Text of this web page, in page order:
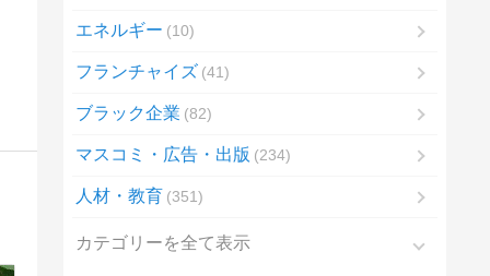
エネルギー 10
フランチャイズ 41
ブラック企業 82
マスコミ・広告・出版 234
人材・教育 351
カテゴリーを全て表示